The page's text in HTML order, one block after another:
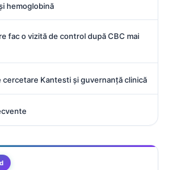
hemoglobină
fac o vizită de control după CBC mai
cercetare Kantesti și guvernanță clinică